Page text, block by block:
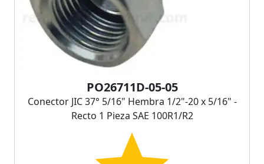
PO26711D-05-05
Conector JIC 37° 5/16" Hembra 1/2"-20 x 5/16" -
Recto 1 Pieza SAE 100R1/R2